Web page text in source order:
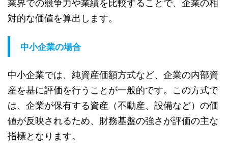
業界での競争力や業績を比較することで、企業の相
対的な価値を算出します。
中小企業の場合
中小企業では、純資産価額方式など、企業の内部資
産を基に評価を行うことが一般的です。この方式で
は、企業が保有する資産（不動産、設備など）の価
値が反映されるため、財務基盤の強さが評価の主な
指標となります。